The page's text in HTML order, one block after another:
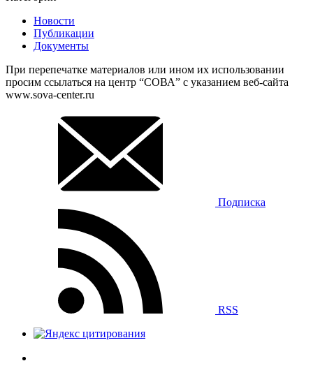
Новости
Публикации
Документы
При перепечатке материалов или ином их использовании
просим ссылаться на центр “СОВА” с указанием веб-сайта
www.sova-center.ru
Подписка
RSS